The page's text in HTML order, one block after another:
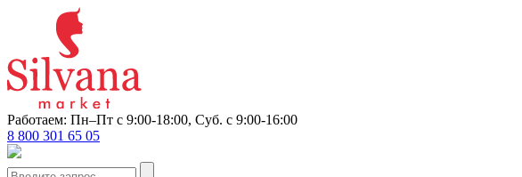
Работаем: Пн–Пт с 9:00-18:00, Суб. с 9:00-16:00
8 800 301 65 05